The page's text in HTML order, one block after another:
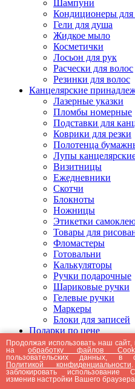
Шампуни
Кондиционеры для
Гели для душа
Жидкое мыло
Косметички
Лосьон для рук
Расчески для волос
Резинки для волос
Канцелярские
Лазерные указки
Пломбы номерные
Подставки для
Коврики для резки
Полотенца
Лупы
Визитницы
Ежедневники
Скотчи
Блокноты
Ножницы
Этикетки
Товары для
Фломастеры
Готовальни
Калькуляторы
Ручки подарочные
Шариковые ручки
Гелевые ручки
Маркеры
Блоки для записей
Подарки по цене
Подарки от 5000
Подарки до 5000
Подарки до 3000
Подарки до 2000
Подарки до 1000
Продолжая использовать наш сайт,
наобработку файлов
пользовательских данных, в
Политикой конфиденциальности
заблокировать использование
изменив настройки Вашего браузера.